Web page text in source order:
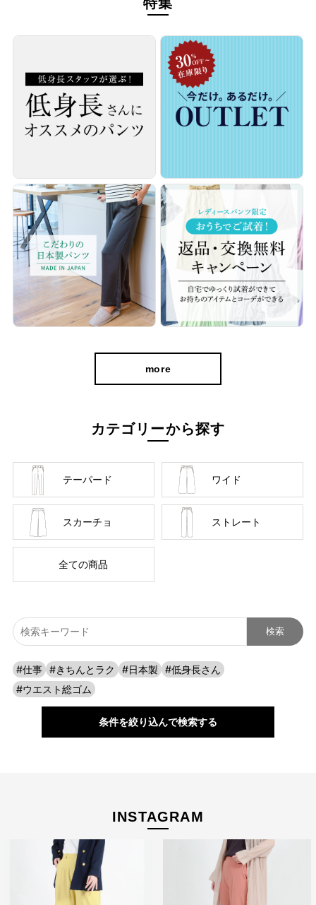
本物のスタンダードを
経験を積み重ねた人にしか分からない“本物のスタンダー
ド”があるとすればそれはこんな形なのかもしれません。忙
しい毎日をおくる全ての女性にもっと軽やかに、もっと自分
らしくオシャレを楽しんでいただければ嬉しいです。
美しく、はきやすく、長く使える
お届けしたいのは、人の手から生まれる本物の良さと安心
を作り続けてきました。
ストレッチパンツへのこだわり
more
カテゴリーから探す
テーパード ワイド
スカーチョ ストレート
全ての商品
#仕事 #きちんとラク #日本製
#低身長さん
#ウエスト総ゴム
条件を絞り込んで検索する
INSTAGRAM